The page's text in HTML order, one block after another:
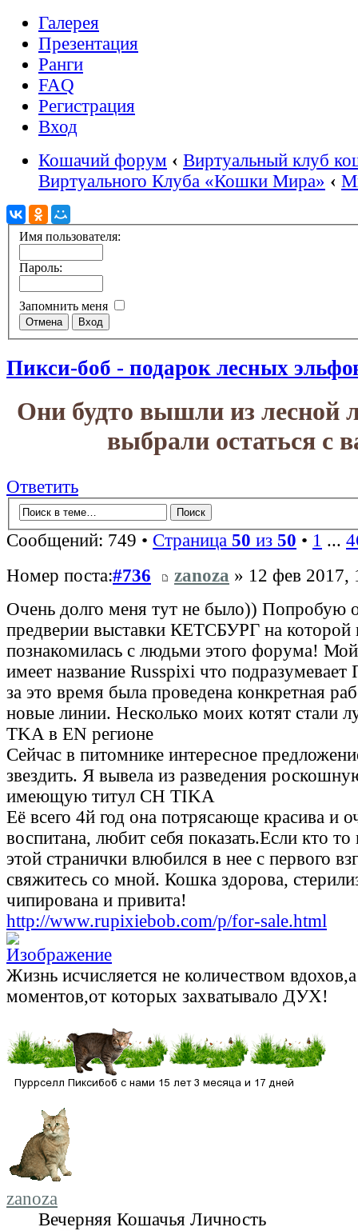
Галерея
Презентация
Ранги
FAQ
Регистрация
Вход
Кошачий форум ‹ Виртуальный клуб
Виртуального Клуба «Кошки Мира» ‹
Имя пользователя:
Пароль:
Запомнить меня
Пикси-боб - подарок лесных
Они будто вышли из лесной
выбрали остаться с
Ответить
Сообщений: 749 • Страница 50 из 50 • 1 ...
Номер поста:#736 zanoza » 12 фев 2017,
Очень долго меня тут не было)) Попробую
предверии выставки КЕТСБУРГ на которой
познакомилась с людьми этого форума!
имеет название Russpixi что
за это время была проведена конкретная
новые линии. Несколько моих котят стали
TKA в EN регионе
Сейчас в питомнике интересное
звездить. Я вывела из разведения
имеющую титул CH TIKA
Её всего 4й год она потрясающе красива и
воспитана, любит себя показать.Если кто то
этой странички влюбился в нее с первого
свяжитесь со мной. Кошка здорова,
чипирована и привита!
http://www.rupixiebob.com/p/for-sale.html
Жизнь исчисляется не количеством
моментов,от которых захватывало ДУХ!
zanoza
Вечерняя Кошачья Личность